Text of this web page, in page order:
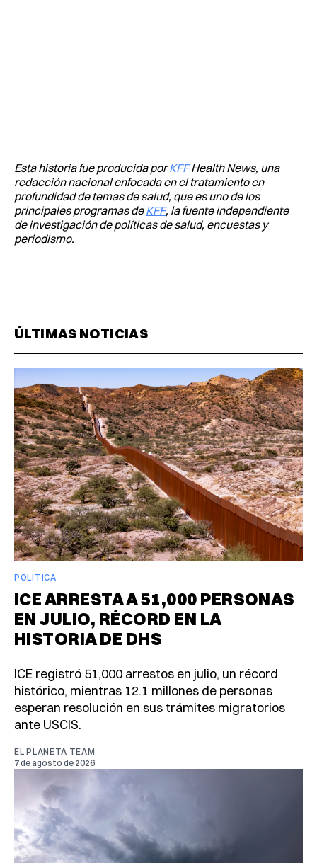
Esta historia fue producida porKFFHealth News, una
redacción nacional enfocada en el tratamiento en
profundidad de temas de salud, que es uno de los
principales programas deKFF, la fuente independiente
de investigación de políticas de salud, encuestas y
periodismo.
ÚLTIMAS NOTICIAS
POLÍTICA
ICE ARRESTA A 51,000 PERSONAS
EN JULIO, RÉCORD EN LA
HISTORIA DE DHS
ICE registró 51,000 arrestos en julio, un récord
histórico, mientras 12.1 millones de personas
esperan resolución en sus trámites migratorios
ante USCIS.
EL PLANETA TEAM
7 de agosto de 2026